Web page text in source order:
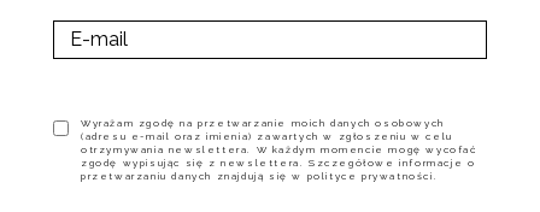
Wyrażam zgodę na przetwarzanie moich danych osobowych
(adresu e-mail oraz imienia) zawartych w zgłoszeniu w celu
otrzymywania newslettera. W każdym momencie mogę wycofać
zgodę wypisując się z newslettera. Szczegółowe informacje o
przetwarzaniu danych znajdują się w polityce prywatności.